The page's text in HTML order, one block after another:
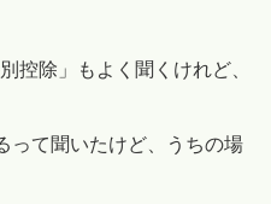
控除」もよく聞くけれど、
って聞いたけど、うちの場